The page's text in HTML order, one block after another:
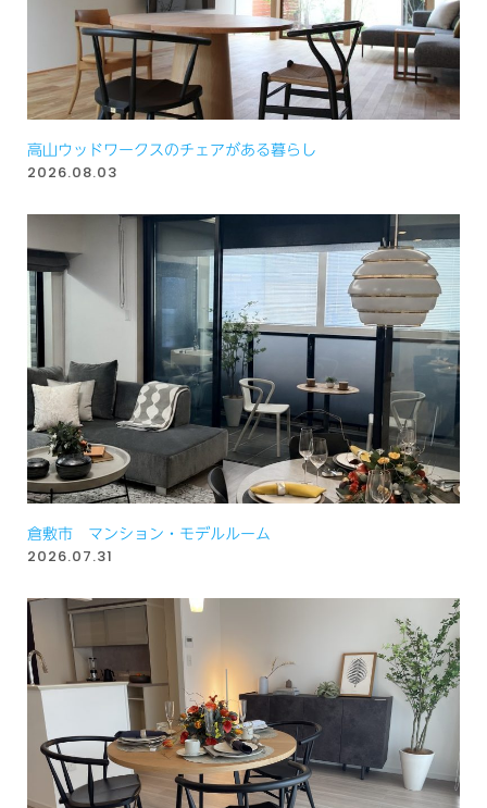
高山ウッドワークスのチェアがある暮らし
2026.08.03
倉敷市 マンション・モデルルーム
2026.07.31